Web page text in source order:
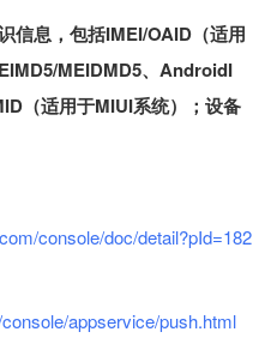
信息，包括IMEI/OAID（适用
MEIDMD5、AndroidI
（适用于MIUI系统）；设备
console/doc/detail?pId=182
appservice/push.html